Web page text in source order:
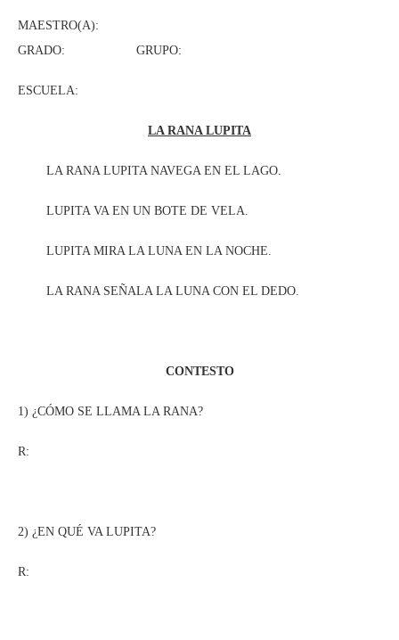
MAESTRO(A):
GRADO: GRUPO:
ESCUELA:
LA RANA LUPITA
LA RANA LUPITA NAVEGA EN EL LAGO.
LUPITA VA EN UN BOTE DE VELA.
LUPITA MIRA LA LUNA EN LA NOCHE.
LA RANA SEÑALA LA LUNA CON EL DEDO.
CONTESTO
1) ¿CÓMO SE LLAMA LA RANA?
R:
2) ¿EN QUÉ VA LUPITA?
R: